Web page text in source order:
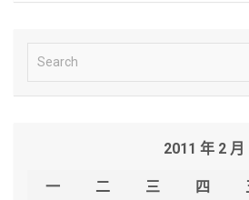
e
2011 年 2 月
一 二 三 四